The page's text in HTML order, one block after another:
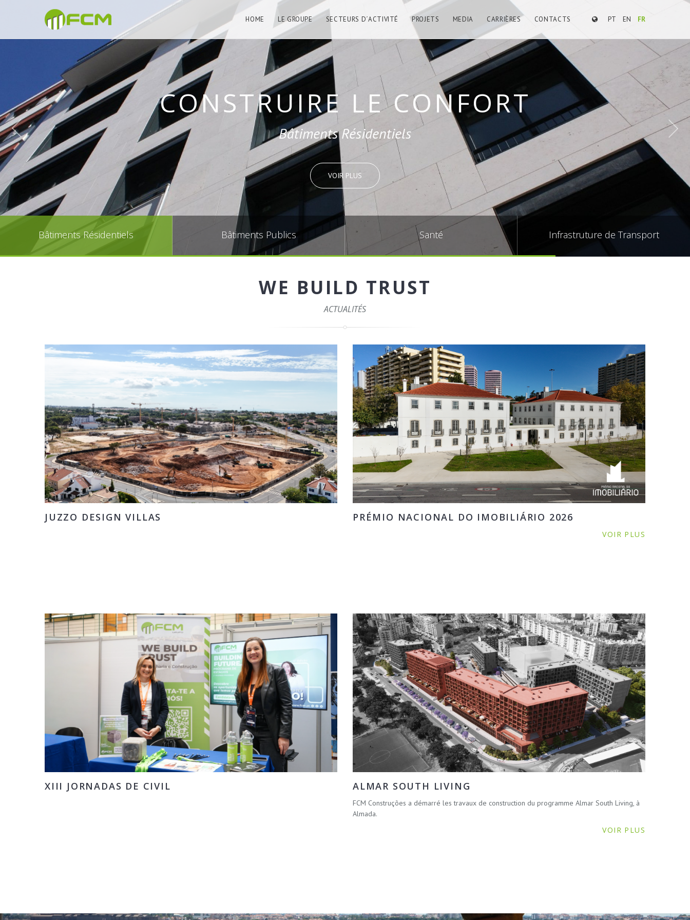
PT EN FR
HOME LE GROUPE SECTEURS D´ACTIVITÉ PROJETS MEDIA CARRIÈRES CONTACTS
Bâtiments Résidentiels Bâtiments Publics Santé Infrastruture de Transport
WE BUILD TRUST
ACTUALITÉS
JUZZO DESIGN VILLAS PRÉMIO NACIONAL DO IMOBILIÁRIO 2026
VOIR PLUS
XIII JORNADAS DE CIVIL ALMAR SOUTH LIVING
FCM Construções a démarré les travaux de construction du programme Almar South Living, à
Almada.
VOIR PLUS